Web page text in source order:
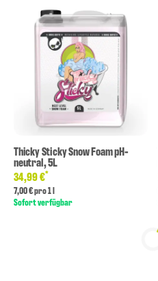
Thicky Sticky Snow Foam pH-
neutral, 5L
34,99 €*
7,00 € pro 1 l
Sofort verfügbar